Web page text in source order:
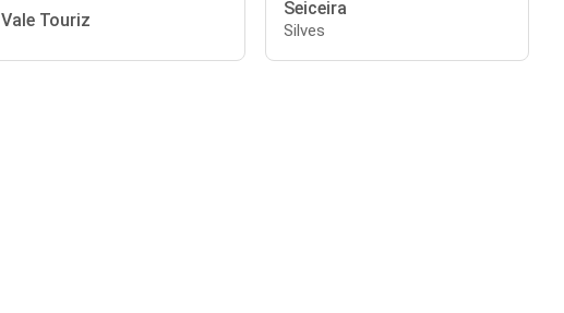
Vale Touriz
Seiceira
Silves